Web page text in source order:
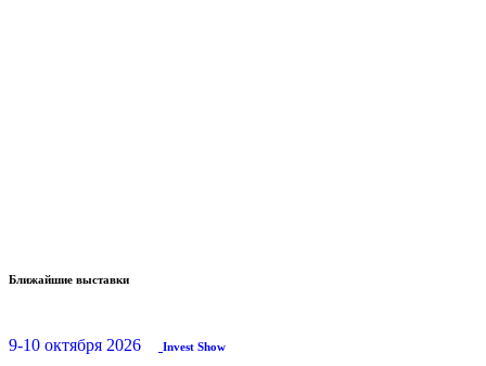
Ближайшие выставки
9-10 октября 2026 Invest Show